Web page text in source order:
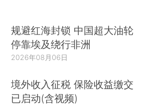
规避红海封锁 中国超大油轮
停靠埃及绕行非洲
2026年08月06日
境外收入征税 保险收益缴交
已启动(含视频)